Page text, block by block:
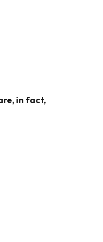
in fact,